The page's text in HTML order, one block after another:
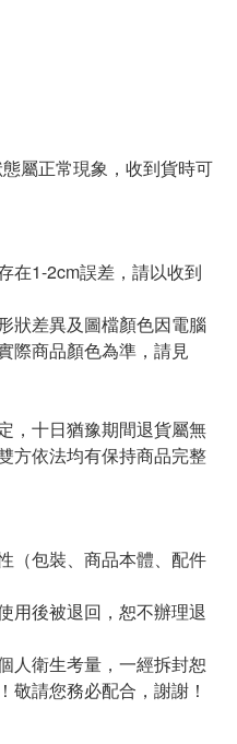
屬正常現象，收到貨時可
在1-2cm誤差，請以收到
狀差異及圖檔顏色因電腦
際商品顏色為準，請見
，十日猶豫期間退貨屬無
方依法均有保持商品完整
（包裝、商品本體、配件
用後被退回，恕不辦理退
人衛生考量，一經拆封恕
敬請您務必配合，謝謝！